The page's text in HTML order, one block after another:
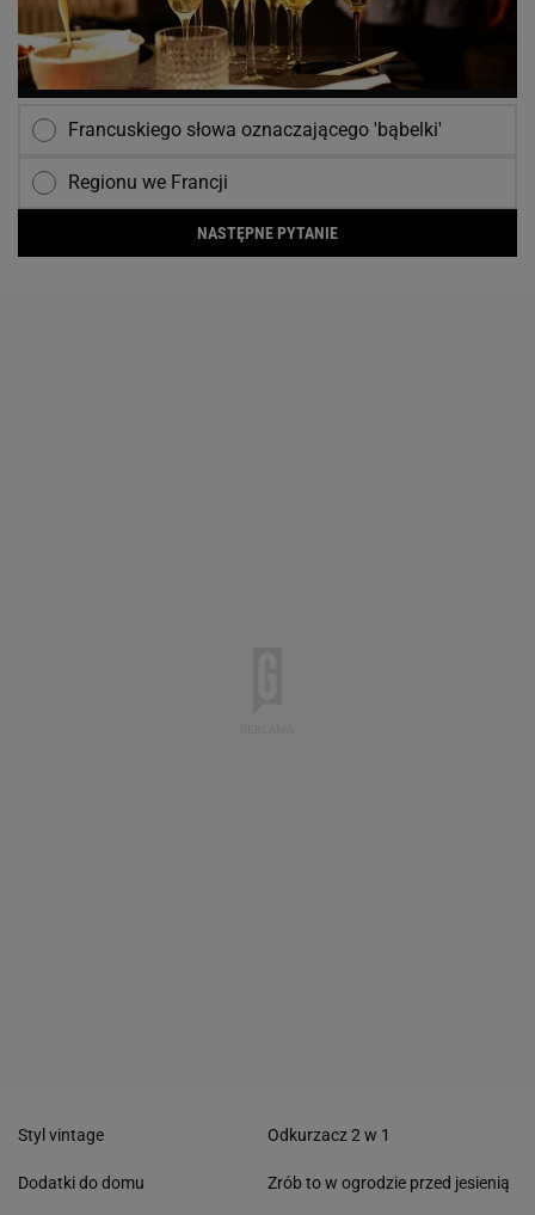
Francuskiego słowa oznaczającego 'bąbelki'
Regionu we Francji
NASTĘPNE PYTANIE
Styl vintage
Dodatki do domu
Odkurzacz 2 w 1
Zrób to w ogrodzie przed jesienią